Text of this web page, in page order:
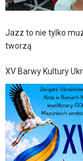
Jazz to nie tylko
tworzą
XV Barwy Kultury